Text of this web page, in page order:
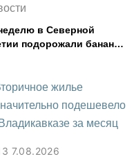
в Северной
подорожали бананы
7.08.2026